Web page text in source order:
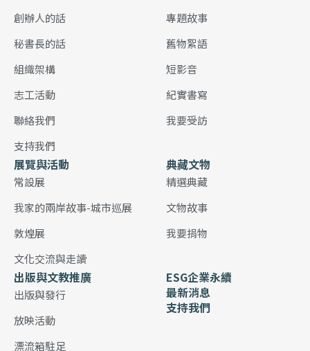
創辦人的話
秘書長的話
組織架構
志工活動
聯絡我們
支持我們
專題故事
舊物絮語
短影音
紀實書寫
我要受訪
展覽與活動
常設展
我家的兩岸故事-城市巡展
敦煌展
文化交流與走讀
典藏文物
精選典藏
文物故事
我要捐物
出版與文教推廣
出版與發行
放映活動
漂流箱駐足
ESG企業永續
最新消息
支持我們